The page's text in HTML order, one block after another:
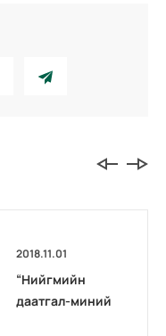
2018.11.01
“Нийгмийн
даатгал-миний